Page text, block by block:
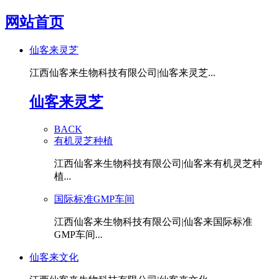
网站首页
仙客来灵芝
江西仙客来生物科技有限公司|仙客来灵芝...
仙客来灵芝
BACK
有机灵芝种植
江西仙客来生物科技有限公司|仙客来有机灵芝种
植...
国际标准GMP车间
江西仙客来生物科技有限公司|仙客来国际标准
GMP车间...
仙客来文化